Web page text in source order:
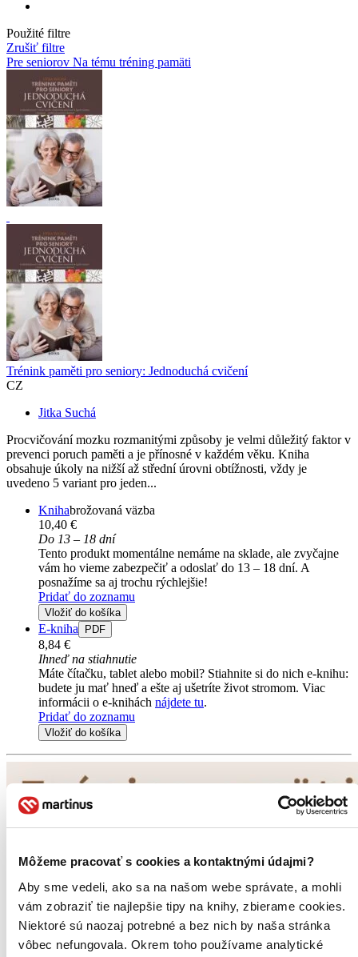
Môžeme pracovať s cookies a kontaktnými údajmi?
Aby sme vedeli, ako sa na našom webe správate, a mohli
vám zobraziť tie najlepšie tipy na knihy, zbierame cookies.
Niektoré sú naozaj potrebné a bez nich by naša stránka
vôbec nefungovala. Okrem toho používame analytické
Použité filtre
Zrušiť filtre
Pre seniorov Na tému tréning pamäti
Trénink paměti pro seniory: Jednoduchá cvičení
CZ
Jitka Suchá
Procvičování mozku rozmanitými způsoby je velmi důležitý faktor v
prevenci poruch paměti a je přínosné v každém věku. Kniha
obsahuje úkoly na nižší až střední úrovni obtížnosti, vždy je
uvedeno 5 variant pro jeden...
Knihabrožovaná väzba
10,40 €
Do 13 – 18 dní
Tento produkt momentálne nemáme na sklade, ale zvyčajne
vám ho vieme zabezpečiť a odoslať do 13 – 18 dní. A
posnažíme sa aj trochu rýchlejšie!
Pridať do zoznamu
Vložiť do košíka
E-kniha PDF
8,84 €
Ihneď na stiahnutie
Máte čítačku, tablet alebo mobil? Stiahnite si do nich e-knihu:
budete ju mať hneď a ešte aj ušetríte život stromom. Viac
informácii o e-knihách nájdete tu.
Pridať do zoznamu
Vložiť do košíka